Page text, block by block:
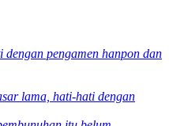
lama, hati-hati dengan